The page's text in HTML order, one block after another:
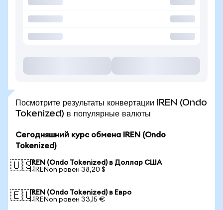
Посмотрите результаты конвертации IREN (Ondo
Tokenized) в популярные валюты
Сегодняшний курс обмена IREN (Ondo
Tokenized)
🇺🇸IREN (Ondo Tokenized) в Доллар США
1 IRENon равен 38,20 $
🇪🇺IREN (Ondo Tokenized) в Евро
1 IRENon равен 33,15 €